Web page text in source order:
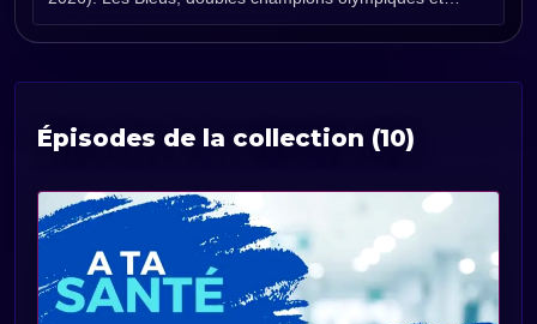
vainqueurs de la [...]
Épisodes de la collection (10)